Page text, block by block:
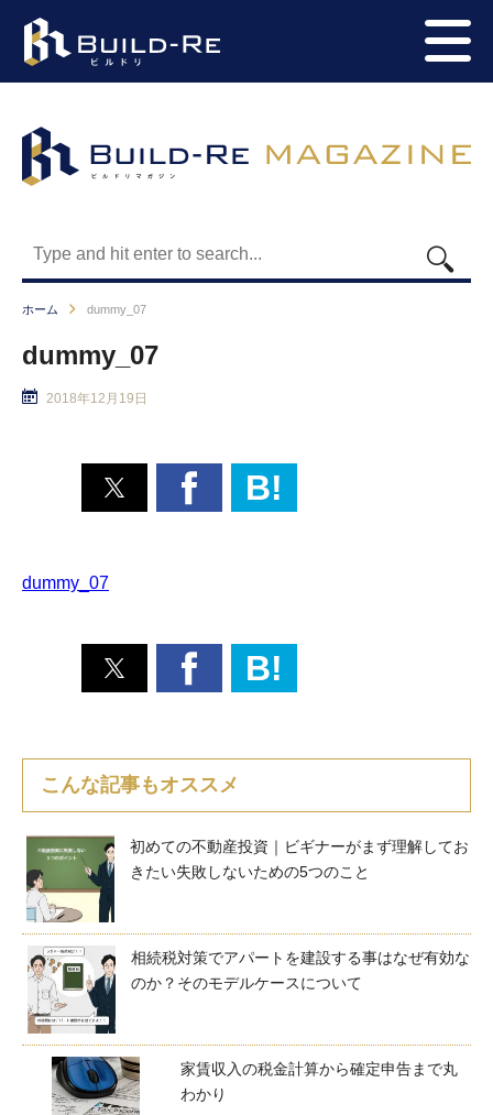
ホーム dummy_07
dummy_07
2018年12月19日
B!
dummy_07
B!
こんな記事もオススメ
初めての不動産投資｜ビギナーがまず理解してお
きたい失敗しないための5つのこと
相続税対策でアパートを建設する事はなぜ有効な
のか？そのモデルケースについて
家賃収入の税金計算から確定申告まで丸
わかり